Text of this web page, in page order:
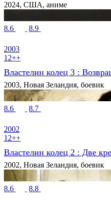
2024, США, аниме
8.6 8.9
2003
12++
Властелин колец 3 :
2003, Новая Зеландия, боевик
8.6 8.7
2002
12++
Властелин колец 2 : Две
2002, Новая Зеландия, боевик
8.6 8.8